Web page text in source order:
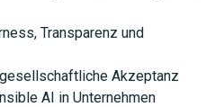
Transparenz und
Akzeptanz
AI in Unternehmen